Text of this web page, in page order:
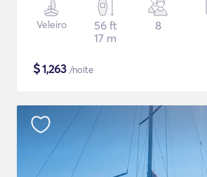
Veleiro
56 ft
17 m
8
$1,263 /noite